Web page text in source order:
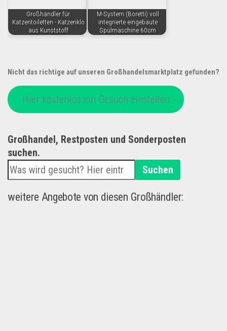
Großhändler für
Katzentoiletten - Katzenklo
aus Kunststoff
M-System (Boretti) voll
integrierte eingebaute
Spülmaschine 60cm
Nicht das richtige auf unseren Großhandelsmarktplatz gefunden?
Hier kostenlos ein Gesuch einstellen
Großhandel, Restposten und Sonderposten
suchen.
Suchen
weitere Angebote von diesen Großhändler: